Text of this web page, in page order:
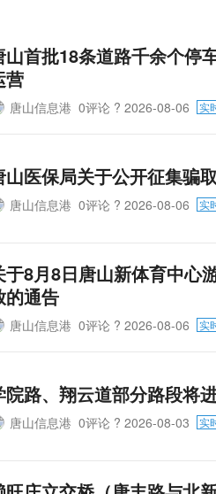
山首批18条道路千余个停
营
唐山信息港 0评论 ? 2026-08-06 实
山医保局关于公开征集骗
唐山信息港 0评论 ? 2026-08-06 实
于8月8日唐山新体育中心
的通告
唐山信息港 0评论 ? 2026-08-06 实
院路、翔云道部分路段将
唐山信息港 0评论 ? 2026-08-03 实